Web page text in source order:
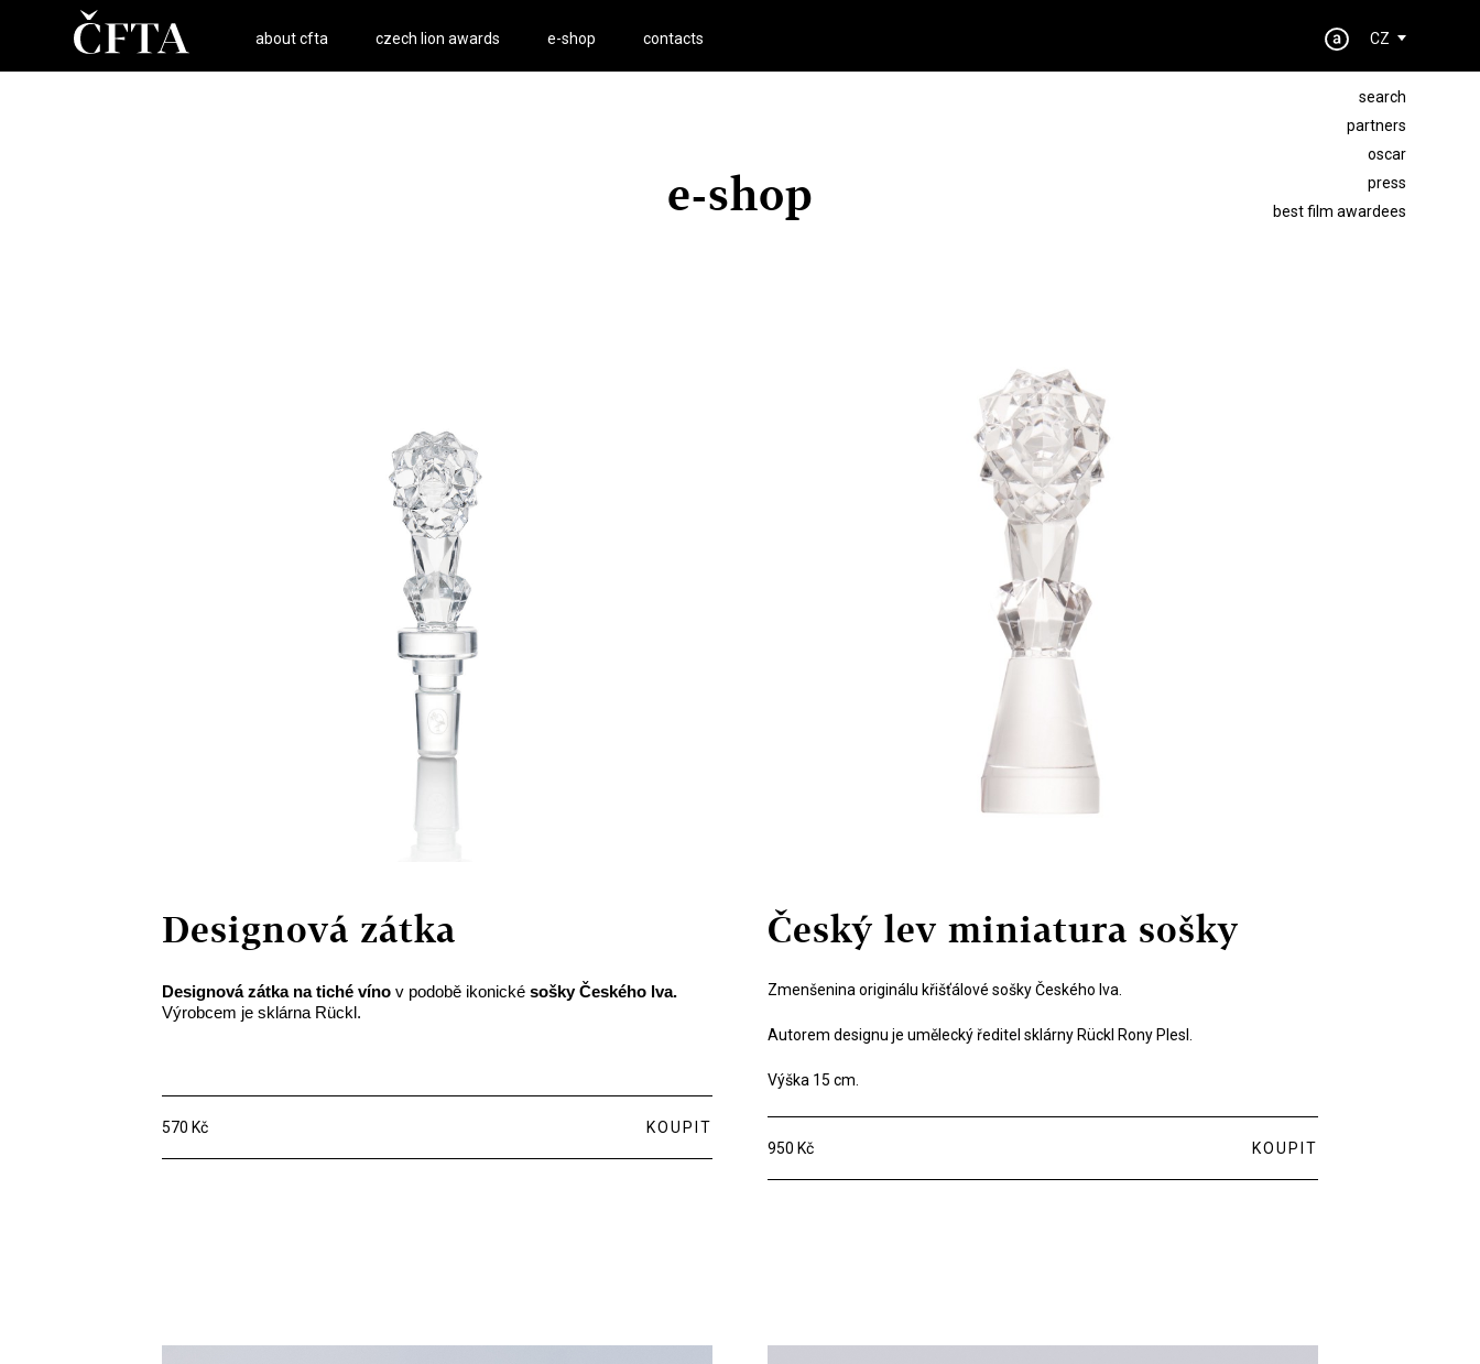
about cfta czech lion awards e-shop contacts CZ
search
partners
oscar
press
best film awardees
e-shop
Designová zátka
Designová zátka na tiché víno v podobě ikonické sošky Českého lva.
Výrobcem je sklárna Rückl.
570 Kč KOUPIT
Český lev miniatura sošky
Zmenšenina originálu křišťálové sošky Českého lva.
Autorem designu je umělecký ředitel sklárny Rückl Rony Plesl.
Výška 15 cm.
950 Kč KOUPIT